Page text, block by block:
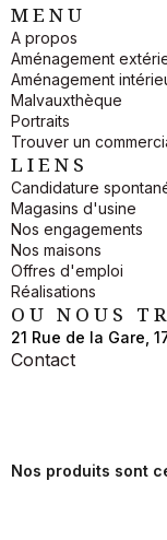
M E N U
A propos
Aménagement
Aménagement
Malvauxthèque
Portraits
Trouver un
L I E N S
Candidature
Magasins d'usine
Nos engagements
Nos maisons
Offres d'emploi
Réalisations
O U N O U S T R
21 Rue de la Gare,
Contact
Nos produits sont